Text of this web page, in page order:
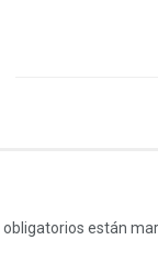
obligatorios están